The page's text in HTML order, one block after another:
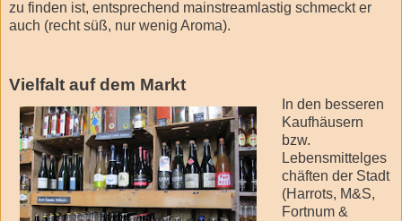
zu finden ist, entsprechend mainstreamlastig schmeckt er
auch (recht süß, nur wenig Aroma).
Vielfalt auf dem Markt
In den besseren
Kaufhäusern
bzw.
Lebensmittelges
chäften der Stadt
(Harrots, M&S,
Fortnum &